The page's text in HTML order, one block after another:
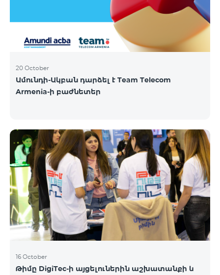
20 October
Ամունդի-Ակբան դարձել է Team Telecom
Armenia-ի բաժնետեր
16 October
Թիմը DigiTec-ի այցելուներին աշխատանքի և